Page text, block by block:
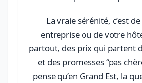
La vraie sérénité, c’est
entreprise ou de votre
partout, des prix qui partent
et des promesses “pas
pense qu’en Grand Est, la